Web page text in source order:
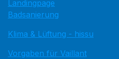
Landingpage
Badsanierung
Klima & Lüftung - hissu
Vorgaben für Vaillant